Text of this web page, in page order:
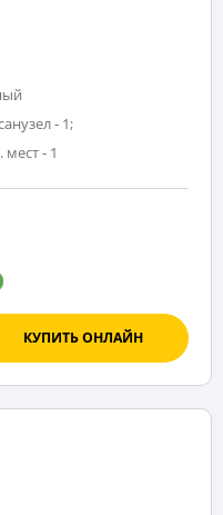
- 1;
- 1
КУПИТЬ ОНЛАЙН